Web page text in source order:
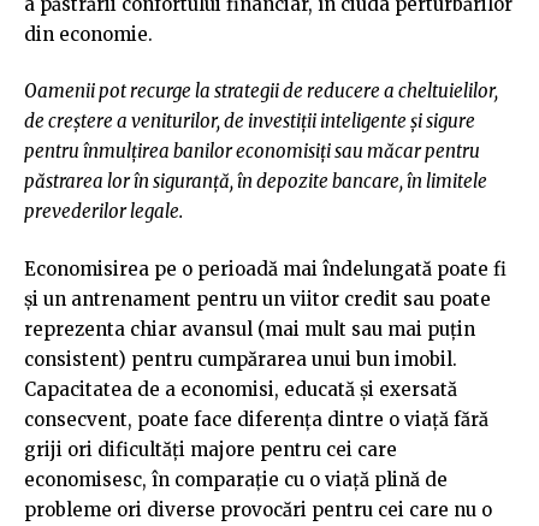
din economie.
Oamenii pot recurge la strategii de reducere a cheltuielilor,
de creștere a veniturilor, de investiții inteligente și sigure
pentru înmulțirea banilor economisiți sau măcar pentru
păstrarea lor în siguranță, în depozite bancare, în limitele
prevederilor legale.
Economisirea pe o perioadă mai îndelungată poate fi
și un antrenament pentru un viitor credit sau poate
reprezenta chiar avansul (mai mult sau mai puțin
consistent) pentru cumpărarea unui bun imobil.
Capacitatea de a economisi, educată și exersată
consecvent, poate face diferența dintre o viață fără
griji ori dificultăți majore pentru cei care
economisesc, în comparație cu o viață plină de
probleme ori diverse provocări pentru cei care nu o